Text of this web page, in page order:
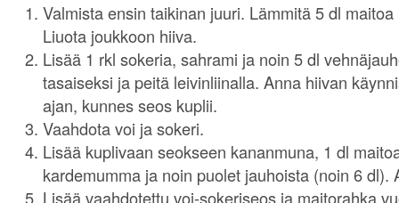
Valmista ensin taikinan juuri. Lämmitä 5 dl
Liuota joukkoon hiiva.
Lisää 1 rkl sokeria, sahrami ja noin 5 dl
tasaiseksi ja peitä leivinliinalla. Anna hiivan
ajan, kunnes seos kuplii.
Vaahdota voi ja sokeri.
Lisää kuplivaan seokseen kananmuna, 1 dl
kardemumma ja noin puolet jauhoista (noin 6 dl).
Lisää vaahdotettu voi-sokeriseos ja maitorahka